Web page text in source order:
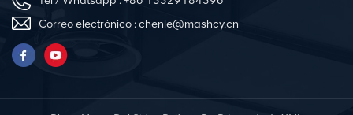
Correo electrónico :chenle@mashcy.cn